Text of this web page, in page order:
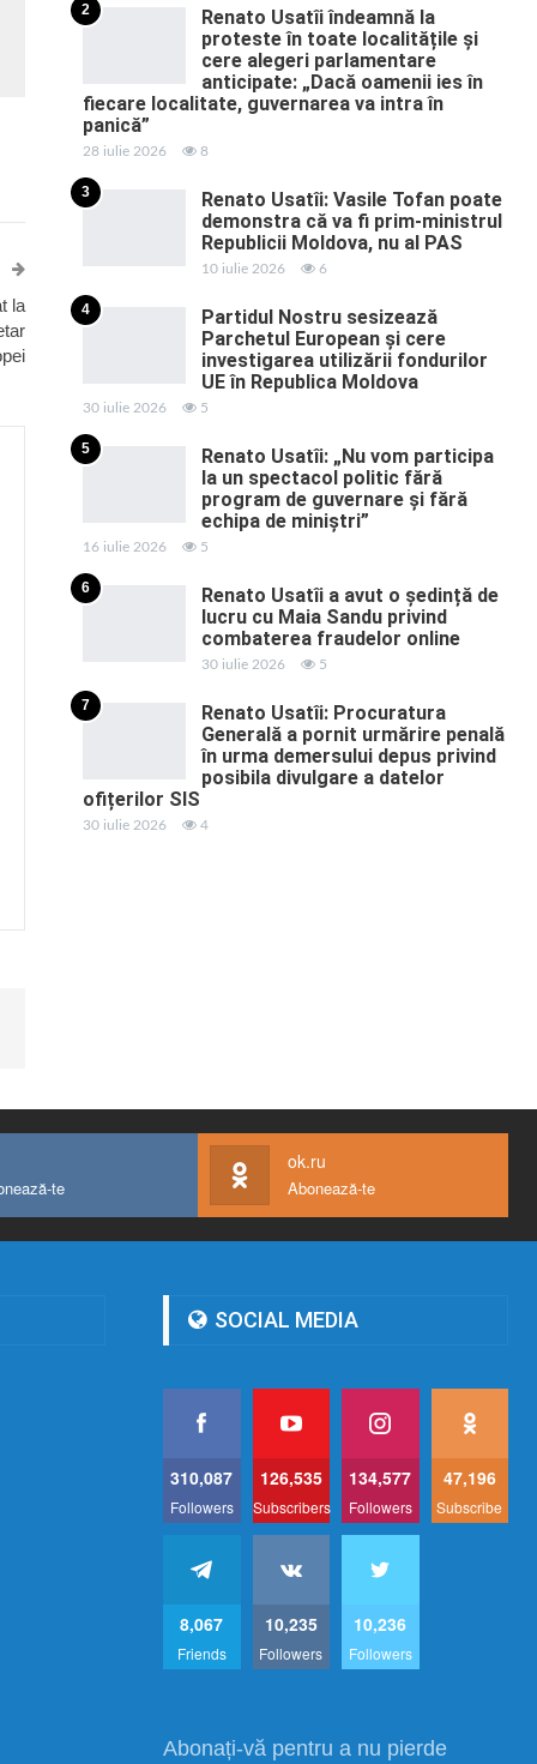
la
2
Renato Usatîi îndeamnă la
proteste în toate localitățile și
cere alegeri parlamentare
anticipate: „Dacă oamenii ies în
fiecare localitate, guvernarea va intra în
panică”
28 iulie 2026 8
3
Renato Usatîi: Vasile Tofan poate
demonstra că va fi prim-ministrul
Republicii Moldova, nu al PAS
10 iulie 2026 6
4
Partidul Nostru sesizează
Parchetul European și cere
investigarea utilizării fondurilor
UE în Republica Moldova
30 iulie 2026 5
5
Renato Usatîi: „Nu vom participa
la un spectacol politic fără
program de guvernare și fără
echipa de miniștri”
16 iulie 2026 5
6
Renato Usatîi a avut o ședință de
lucru cu Maia Sandu privind
combaterea fraudelor online
30 iulie 2026 5
7
Renato Usatîi: Procuratura
Generală a pornit urmărire penală
în urma demersului depus privind
posibila divulgare a datelor
ofițerilor SIS
30 iulie 2026 4
te
ok.ru
Abonează-te
SOCIAL MEDIA
310,087
Followers
126,535
Subscribers
134,577
Followers
47,196
Subscribe
8,067
Friends
10,235
Followers
10,236
Followers
Abonați-vă pentru a nu pierde